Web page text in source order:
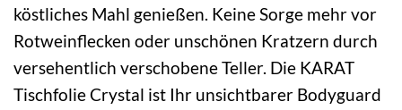
köstliches Mahl genießen. Keine Sorge mehr vor
Rotweinflecken oder unschönen Kratzern durch
versehentlich verschobene Teller. Die KARAT
Tischfolie Crystal ist Ihr unsichtbarer Bodyguard